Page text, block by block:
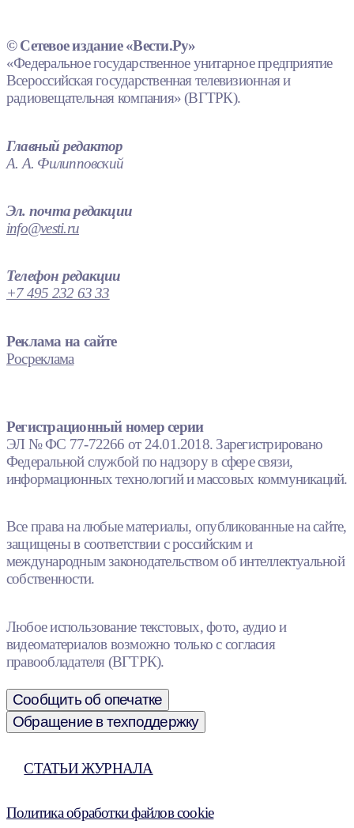
© Сетевое издание «Вести.Ру»
«Федеральное государственное унитарное предприятие
Всероссийская государственная телевизионная и
радиовещательная компания» (ВГТРК).
Главный редактор
А. А. Филипповский
Эл. почта редакции
info@vesti.ru
Телефон редакции
+7 495 232 63 33
Реклама на сайте
Росреклама
Регистрационный номер серии
ЭЛ № ФС 77-72266 от 24.01.2018. Зарегистрировано
Федеральной службой по надзору в сфере связи,
информационных технологий и массовых коммуникаций.
Все права на любые материалы, опубликованные на сайте,
защищены в соответствии с российским и
международным законодательством об интеллектуальной
собственности.
Любое использование текстовых, фото, аудио и
видеоматериалов возможно только с согласия
правообладателя (ВГТРК).
Сообщить об опечатке
Обращение в техподдержку
СТАТЬИ ЖУРНАЛА
Политика обработки файлов cookie